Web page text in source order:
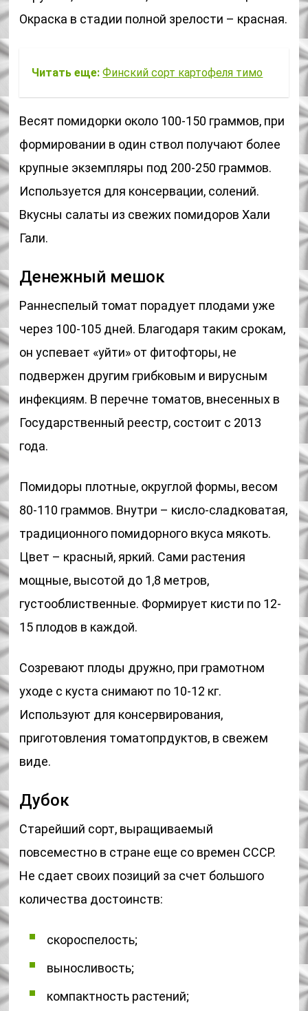
Окраска в стадии полной зрелости – красная.
Читать еще: Финский сорт картофеля тимо
Весят помидорки около 100-150 граммов, при
формировании в один ствол получают более
крупные экземпляры под 200-250 граммов.
Используется для консервации, солений.
Вкусны салаты из свежих помидоров Хали
Гали.
Денежный мешок
Раннеспелый томат порадует плодами уже
через 100-105 дней. Благодаря таким срокам,
он успевает «уйти» от фитофторы, не
подвержен другим грибковым и вирусным
инфекциям. В перечне томатов, внесенных в
Государственный реестр, состоит с 2013
года.
Помидоры плотные, округлой формы, весом
80-110 граммов. Внутри – кисло-сладковатая,
традиционного помидорного вкуса мякоть.
Цвет – красный, яркий. Сами растения
мощные, высотой до 1,8 метров,
густооблиственные. Формирует кисти по 12-
15 плодов в каждой.
Созревают плоды дружно, при грамотном
уходе с куста снимают по 10-12 кг.
Используют для консервирования,
приготовления томатопрдуктов, в свежем
виде.
Дубок
Старейший сорт, выращиваемый
повсеместно в стране еще со времен СССР.
Не сдает своих позиций за счет большого
количества достоинств:
скороспелость;
выносливость;
компактность растений;